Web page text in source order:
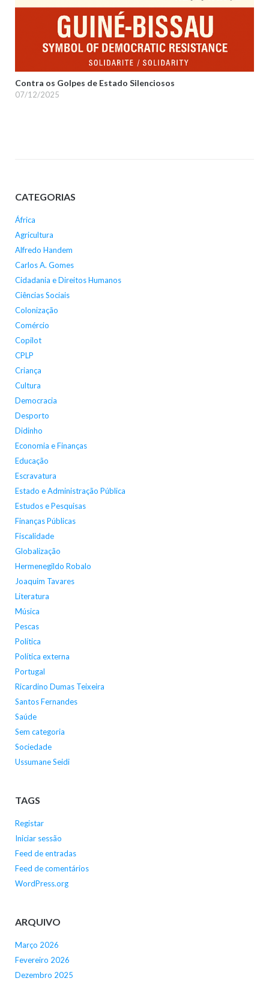
Contra os Golpes de Estado Silenciosos
07/12/2025
CATEGORIAS
África
Agricultura
Alfredo Handem
Carlos A. Gomes
Cidadania e Direitos Humanos
Ciências Sociais
Colonização
Comércio
Copilot
CPLP
Criança
Cultura
Democracia
Desporto
Didinho
Economia e Finanças
Educação
Escravatura
Estado e Administração Pública
Estudos e Pesquisas
Finanças Públicas
Fiscalidade
Globalização
Hermenegildo Robalo
Joaquim Tavares
Literatura
Música
Pescas
Política
Política externa
Portugal
Ricardino Dumas Teixeira
Santos Fernandes
Saúde
Sem categoria
Sociedade
Ussumane Seidi
TAGS
Registar
Iniciar sessão
Feed de entradas
Feed de comentários
WordPress.org
ARQUIVO
Março 2026
Fevereiro 2026
Dezembro 2025